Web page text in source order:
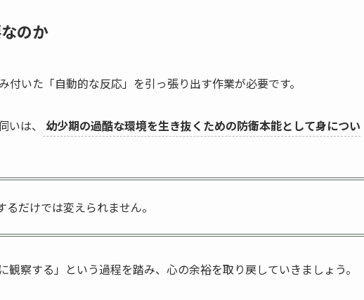
のか
いた「自動的な反応」を引っ張り出す作業が必要です。
は、 幼少期の過酷な環境を生き抜くための防衛本能として身につい
だけでは変えられません。
観察する」という過程を踏み、心の余裕を取り戻していきましょう。